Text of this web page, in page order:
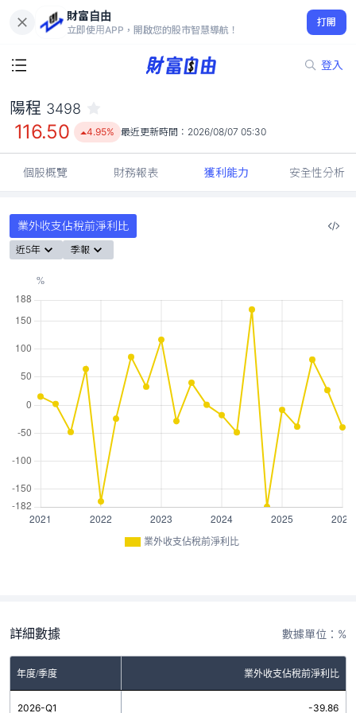
財富自由
立即使用APP，開啟您的股市智慧導航！
打開
登入
116.50
4.95%
陽程 3498
116.50 4.95% 最近更新時間： 2026/08/07 05:30
個股概覽 財務報表 獲利能力 安全性分析
業外收支佔稅前淨利比
近5年 季報
業外收支佔稅前淨利比
詳細數據 數據單位：%
年度/季度 業外收支佔稅前淨利比
2026-Q1 -39.86